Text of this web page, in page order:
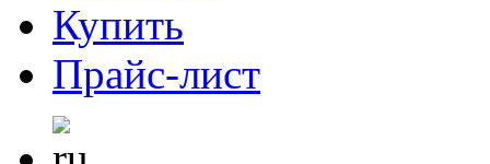
Купить
Прайс-лист